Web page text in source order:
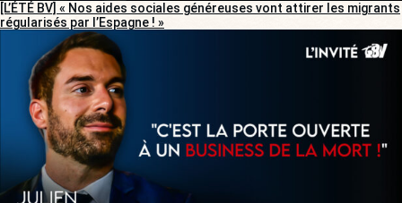
[L’ÉTÉ BV] « Nos aides sociales généreuses vont attirer les migrants
régularisés par l’Espagne ! »